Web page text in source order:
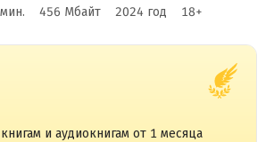
456 Мбайт 2024 год 18+
и аудиокнигам от 1 месяца